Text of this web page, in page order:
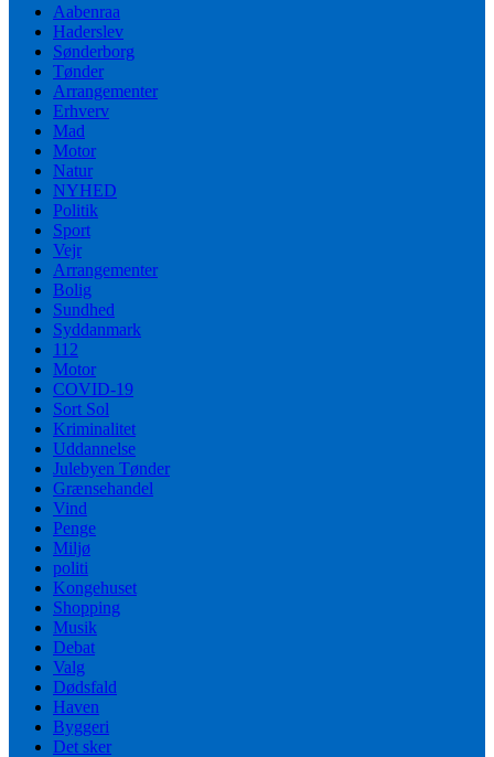
Aabenraa
Haderslev
Sønderborg
Tønder
Arrangementer
Erhverv
Mad
Motor
Natur
NYHED
Politik
Sport
Vejr
Arrangementer
Bolig
Sundhed
Syddanmark
112
Motor
COVID-19
Sort Sol
Kriminalitet
Uddannelse
Julebyen Tønder
Grænsehandel
Vind
Penge
Miljø
politi
Kongehuset
Shopping
Musik
Debat
Valg
Dødsfald
Haven
Byggeri
Det sker